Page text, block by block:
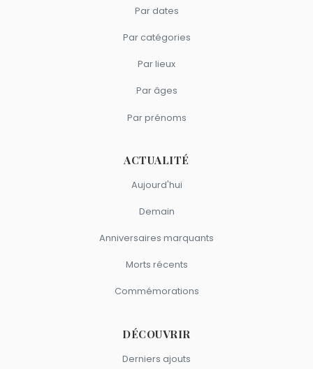
Par dates
Par catégories
Par lieux
Par âges
Par prénoms
ACTUALITÉ
Aujourd'hui
Demain
Anniversaires marquants
Morts récents
Commémorations
DÉCOUVRIR
Derniers ajouts